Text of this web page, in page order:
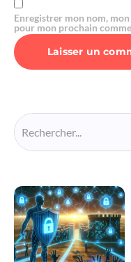
Enregistrer mon nom,
pour mon prochain